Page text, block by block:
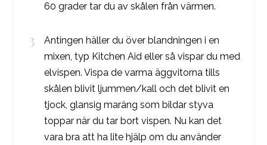
60 grader tar du av skålen från värmen.
Antingen häller du över blandningen i en
mixen, typ Kitchen Aid eller så vispar du med
elvispen. Vispa de varma äggvitorna tills
skålen blivit ljummen/kall och det blivit en
tjock, glansig maräng som bildar styva
toppar när du tar bort vispen. Nu kan det
vara bra att ha lite hjälp om du använder